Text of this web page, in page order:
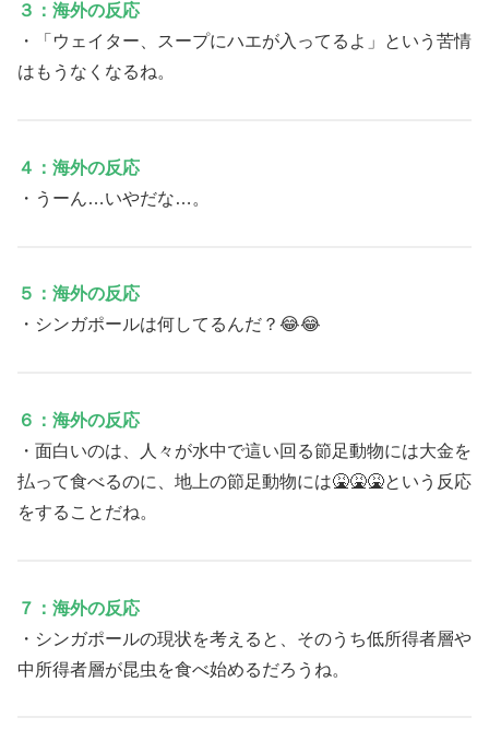
３：海外の反応
・「ウェイター、スープにハエが入ってるよ」という苦情
はもうなくなるね。
４：海外の反応
・うーん…いやだな…。
５：海外の反応
・シンガポールは何してるんだ？😂😂
６：海外の反応
・面白いのは、人々が水中で這い回る節足動物には大金を
払って食べるのに、地上の節足動物には🤮🤮🤮という反応
をすることだね。
７：海外の反応
・シンガポールの現状を考えると、そのうち低所得者層や
中所得者層が昆虫を食べ始めるだろうね。